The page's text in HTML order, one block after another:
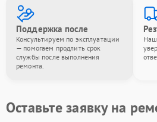
Поддержка после
Консультируем по эксплуатации
— помогаем продлить срок
службы после выполнения
ремонта.
Оставьте заявку на